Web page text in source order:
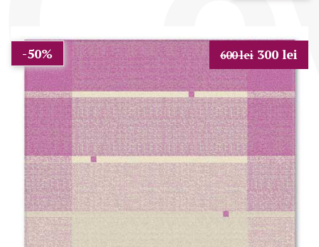
-50% 600 lei 300 lei